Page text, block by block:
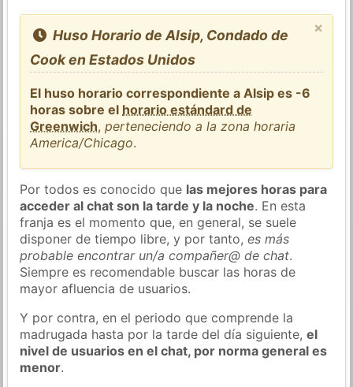
×
Huso Horario de Alsip, Condado de
Cook en Estados Unidos
El huso horario correspondiente a Alsip es -6
horas sobre el horario estándard de
Greenwich,perteneciendo a la zona horaria
America/Chicago.
Por todos es conocido que las mejores horas para
acceder al chat son la tarde y la noche. En esta
franja es el momento que, en general, se suele
disponer de tiempo libre, y por tanto,es más
probable encontrar un/a compañer@ de chat.
Siempre es recomendable buscar las horas de
mayor afluencia de usuarios.
Y por contra, en el periodo que comprende la
madrugada hasta por la tarde del día siguiente,el
nivel de usuarios en el chat, por norma general es
menor.